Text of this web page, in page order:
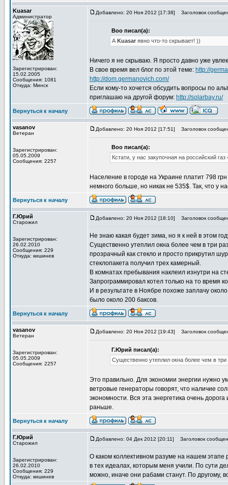
Kuasar
Администратор
Зарегистрирован:
15.02.2005
Сообщения: 1081
Откуда: Минск
Добавлено: 20 Ноя 2012 [17:38] Заголовок
Boo писал(а):
А Kuasar явно что-то скрывает! ))
Ничего я не скрываю. Я просто давно уже
В свое время вел блог по этой теме: http://
http://dom.germanovich.com/
Если кому-то хочется обсудить вопросы по
приглашаю на другой форум: http://solarbay.ru/
Вернуться к началу
vasanov
Ветеран
Зарегистрирован:
05.05.2009
Сообщения: 2257
Добавлено: 20 Ноя 2012 [17:51] Заголовок
Boo писал(а):
Кстати, у нас закупочная на российский
Население в городе на Украине платит 798
немного больше, но никак не 535$. Так, что у
Вернуться к началу
Г.Юрий
Старожил
Зарегистрирован:
26.02.2010
Сообщения: 229
Откуда: кишинев
Добавлено: 20 Ноя 2012 [18:10] Заголовок
Не знаю какая будет зима, но я к ней в этом
Существенно утеплил окна более чем в три
прозрачный как стекло и просто прикрутил
стеклопакета получил трех камерный.
В комнатах пребывания наклеил изнутри на
Запрограммировал котел только на то время
И в результате в Ноябре похоже заплачу
было около 200 баксов.
Вернуться к началу
vasanov
Ветеран
Зарегистрирован:
05.05.2009
Сообщения: 2257
Добавлено: 20 Ноя 2012 [19:43] Заголовок
Г.Юрий писал(а):
Существенно утеплил окна более чем в
Это правильно. Для экономии энергии нужно
ветровые генераторы говорят, что наличие
экономности. Вся эта энергетика очень
раньше.
Вернуться к началу
Г.Юрий
Старожил
Зарегистрирован:
26.02.2010
Сообщения: 229
Откуда: кишинев
Добавлено: 04 Дек 2012 [20:11] Заголовок
О каком коллективном разуме на нашем этапе
в тех идеалах, которым меня учили. По сути
можно, иначе они рабами станут. По другому,